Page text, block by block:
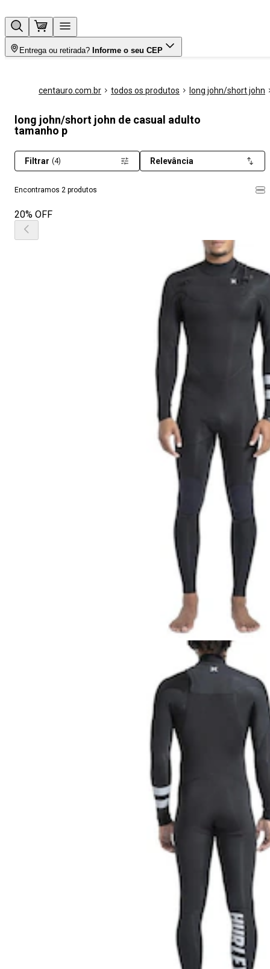
Entrega ou retirada? Informe o seu CEP
centauro.com.br todos os produtos long john/short john
long john/short john de casual adulto
tamanho p
Encontramos 2 produtos
Filtrar (4) Relevância
20% OFF